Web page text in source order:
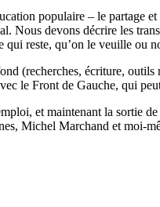
populaire – le partage
Nous devons décrire les
reste, qu’on le veuille ou
(recherches, écriture,
le Front de Gauche, qui
et maintenant la sortie
Michel Marchand et moi-